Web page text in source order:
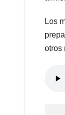
Los
otros